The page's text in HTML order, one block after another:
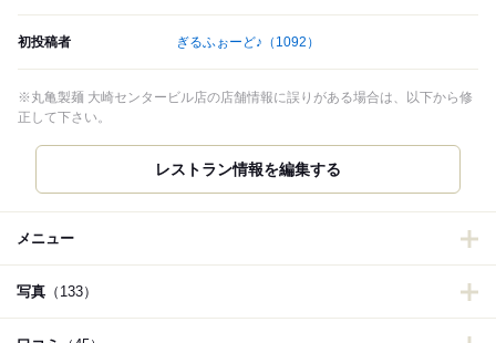
初投稿者 ぎるふぉーど♪ （1092）
※丸亀製麺 大崎センタービル店の店舗情報に誤りがある場合は、以下から修
正して下さい。
レストラン情報を編集する
メニュー
写真 （133）